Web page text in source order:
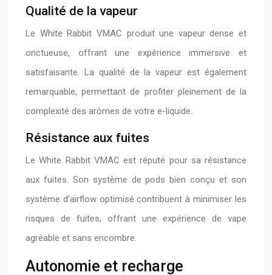
Qualité de la vapeur
Le White Rabbit VMAC produit une vapeur dense et
onctueuse, offrant une expérience immersive et
satisfaisante. La qualité de la vapeur est également
remarquable, permettant de profiter pleinement de la
complexité des arômes de votre e-liquide.
Résistance aux fuites
Le White Rabbit VMAC est réputé pour sa résistance
aux fuites. Son système de pods bien conçu et son
système d’airflow optimisé contribuent à minimiser les
risques de fuites, offrant une expérience de vape
agréable et sans encombre.
Autonomie et recharge